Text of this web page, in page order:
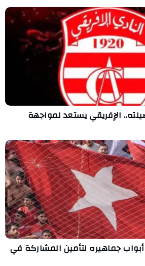
الإفريقي يستعد لمواجهة
جماهيره لتأمين المشاركة في